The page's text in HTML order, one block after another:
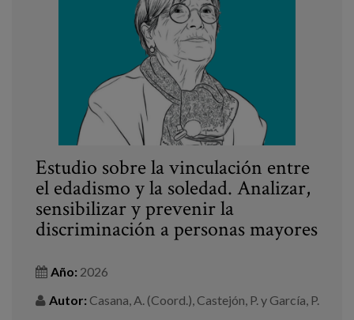
Trabaja con nosotros
Canal de denuncias
Estudio sobre la vinculación entre
el edadismo y la soledad. Analizar,
sensibilizar y prevenir la
discriminación a personas mayores
Año: 2026
Autor: Casana, A. (Coord.), Castejón, P. y García, P.